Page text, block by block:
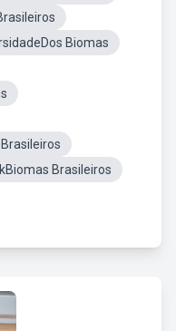
Biomas
Brasileiros